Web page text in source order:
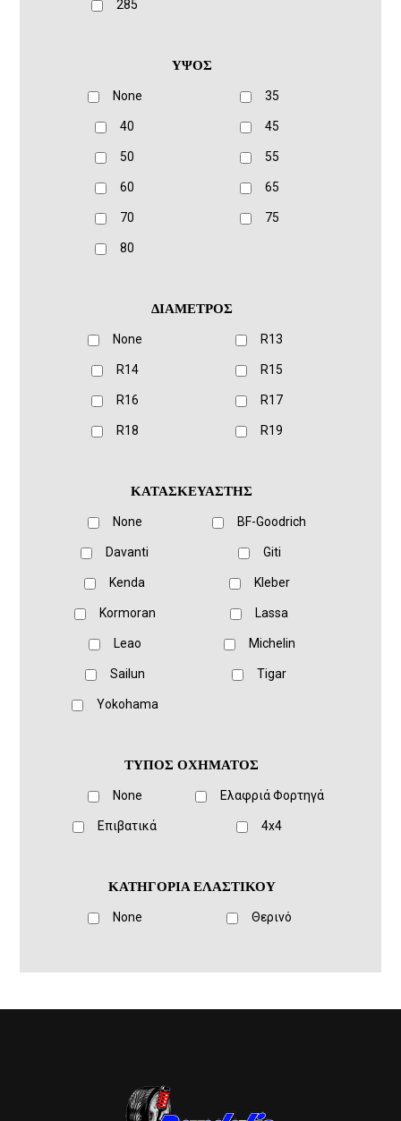
285
ΥΨΟΣ
None 35
40 45
50 55
60 65
70 75
80
ΔΙΑΜΕΤΡΟΣ
None R13
R14 R15
R16 R17
R18 R19
ΚΑΤΑΣΚΕΥΑΣΤΗΣ
None BF-Goodrich
Davanti Giti
Kenda Kleber
Kormoran Lassa
Leao Michelin
Sailun Tigar
Yokohama
ΤΥΠΟΣ ΟΧΗΜΑΤΟΣ
None Ελαφριά Φορτηγά
Eπιβατικά 4x4
ΚΑΤΗΓΟΡΙΑ ΕΛΑΣΤΙΚΟΥ
None Θερινό